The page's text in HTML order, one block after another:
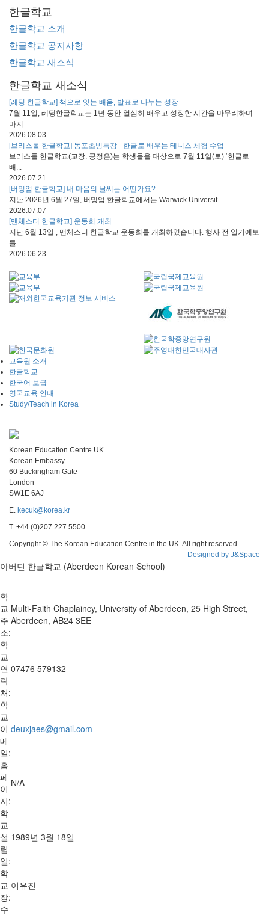
한글학교
한글학교 소개
한글학교 공지사항
한글학교 새소식
한글학교 새소식
[레딩 한글학교] 책으로 잇는 배움, 발표로 나누는 성장
7월 11일, 레딩한글학교는 1년 동안 열심히 배우고 성장한 시간을 마무리하며
마지...
2026.08.03
[브리스톨 한글학교] 동포초빙특강 - 한글로 배우는 테니스 체험 수업
브리스톨 한글학교(교장: 공정은)는 학생들을 대상으로 7월 11일(토) ‘한글로
배...
2026.07.21
[버밍엄 한글학교] 내 마음의 날씨는 어떤가요?
지난 2026년 6월 27일, 버밍엄 한글학교에서는 Warwick Universit...
2026.07.07
[맨체스터 한글학교] 운동회 개최
지난 6월 13일 , 맨체스터 한글학교 운동회를 개최하였습니다. 행사 전 일기예보
를...
2026.06.23
교육원 소개
한글학교
한국어 보급
영국교육 안내
Study/Teach in Korea
Korean Education Centre UK
Korean Embassy
60 Buckingham Gate
London
SW1E 6AJ
E. kecuk@korea.kr
T. +44 (0)207 227 5500
Copyright © The Korean Education Centre in the UK. All right reserved
Designed by J&Space
아버딘 한글학교 (Aberdeen Korean School)
학
교
주
소:
Multi-Faith Chaplaincy, University of Aberdeen, 25 High Street,
Aberdeen, AB24 3EE
학
교
연
락
처:
07476 579132
학
교
이
메
일:
deuxjaes@gmail.com
홈
페
이
지:
N/A
학
교
설
립
일:
1989년 3월 18일
학
교
장:
이유진
수